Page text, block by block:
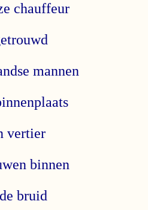
chauffeur
mannen
vertier
binnen
bruid